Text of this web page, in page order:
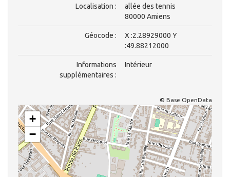
Localisation :
allée des tennis
80000 Amiens
Géocode :
X :2.28929000 Y
:49.88212000
Informations
supplémentaires :
Intérieur
© Base OpenData
+
−